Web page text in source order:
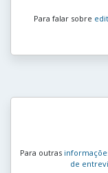
Para falar sobre
Para outras
de